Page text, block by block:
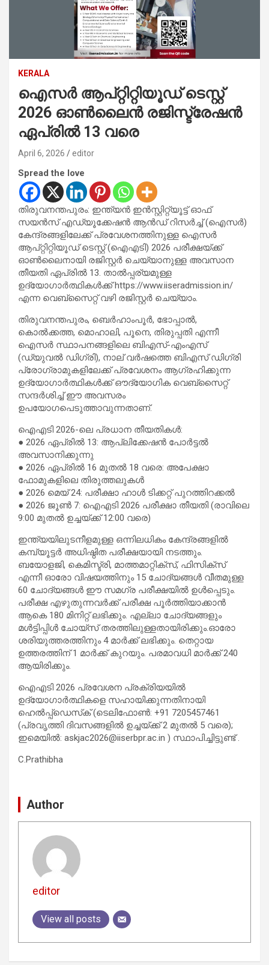
KERALA
ഐസർ ആപ്റ്റിറ്റിയൂഡ് ടെസ്റ്റ്
2026 ഓൺലൈൻ രജിസ്ട്രേഷൻ
ഏപ്രിൽ 13 വരെ
April 6, 2026 editor
Spread the love
തിരുവനന്തപുരം: ഇന്ത്യന്‍ ഇന്‍സ്റ്റിറ്റ്യൂട്ട് ഓഫ്
സയന്‍സ് എഡ്യൂക്കേഷന്‍ ആന്‍ഡ് റിസര്‍ച്ച് (ഐസര്‍)
കേന്ദ്രങ്ങളിലേക്ക് പ്രവേശനത്തിനുള്ള ഐസർ
ആപ്റ്റിറ്റിയൂഡ് ടെസ്റ്റ് (ഐഎടി) 2026 പരീക്ഷയ്ക്ക്
ഓൺലൈനായി രജിസ്റ്റർ ചെയ്യാനുള്ള അവസാന
തീയതി ഏപ്രിൽ 13. താൽപ്പര്യമുള്ള
ഉദ്യോഗാർത്ഥികൾക്ക് https://www.iiseradmission.in/
എന്ന വെബ്സൈറ്റ് വഴി രജിസ്റ്റർ ചെയ്യാം.
തിരുവനന്തപുരം, ബെർഹാംപൂർ, ഭോപ്പാൽ,
കൊൽക്കത്ത, മൊഹാലി, പൂനെ, തിരുപ്പതി എന്നീ
ഐസർ സ്ഥാപനങ്ങളിലെ ബിഎസ്-എംഎസ്
(ഡ്യുവൽ ഡിഗ്രി), നാല് വർഷത്തെ ബിഎസ് ഡിഗ്രി
പ്രോഗ്രാമുകളിലേക്ക് പ്രവേശനം ആഗ്രഹിക്കുന്ന
ഉദ്യോഗാർത്ഥികൾക്ക് ഔദ്യോഗിക വെബ്സൈറ്റ്
സന്ദർശിച്ച് ഈ അവസരം
ഉപയോഗപെടുത്താവുന്നതാണ്.
ഐഎടി 2026-ലെ പ്രധാന തീയതികൾ:
● 2026 ഏപ്രിൽ 13: ആപ്ലിക്കേഷൻ പോർട്ടൽ
അവസാനിക്കുന്നു
● 2026 ഏപ്രിൽ 16 മുതൽ 18 വരെ: അപേക്ഷാ
ഫോമുകളിലെ തിരുത്തലുകൾ
● 2026 മെയ് 24: പരീക്ഷാ ഹാൾ ടിക്കറ്റ് പുറത്തിറക്കൽ
● 2026 ജൂൺ 7: ഐഎടി 2026 പരീക്ഷാ തീയതി (രാവിലെ
9:00 മുതൽ ഉച്ചയ്ക്ക് 12:00 വരെ)
ഇന്ത്യയിലുടനീളമുള്ള ഒന്നിലധികം കേന്ദ്രങ്ങളിൽ
കമ്പ്യൂട്ടർ അധിഷ്ഠിത പരീക്ഷയായി നടത്തും.
ബയോളജി, കെമിസ്ട്രി, മാത്തമാറ്റിക്സ്, ഫിസിക്സ്
എന്നീ ഓരോ വിഷയത്തിനും 15 ചോദ്യങ്ങൾ വീതമുള്ള
60 ചോദ്യങ്ങൾ ഈ സമഗ്ര പരീക്ഷയിൽ ഉൾപ്പെടും.
പരീക്ഷ എഴുതുന്നവർക്ക് പരീക്ഷ പൂർത്തിയാക്കാൻ
ആകെ 180 മിനിറ്റ് ലഭിക്കും. എല്ലാ ചോദ്യങ്ങളും
മൾട്ടിപ്പിൾ ചോയ്‌സ് തരത്തിലുള്ളതായിരിക്കും.ഓരോ
ശരിയുത്തരത്തിനും 4 മാർക്ക് ലഭിക്കും. തെറ്റായ
ഉത്തരത്തിന് 1 മാർക്ക് കുറയും. പരമാവധി മാർക്ക് 240
ആയിരിക്കും.
ഐഎടി 2026 പ്രവേശന പ്രക്രിയയിൽ
ഉദ്യോഗാർത്ഥികളെ സഹായിക്കുന്നതിനായി
ഹെൽപ്പ്‌ഡെസ്‌ക് (ടെലിഫോൺ: +91 7205457461
(പ്രവൃത്തി ദിവസങ്ങളിൽ ഉച്ചയ്ക്ക് 2 മുതൽ 5 വരെ);
ഇമെയിൽ: askjac2026@iiserbpr.ac.in ) സ്ഥാപിച്ചിട്ടുണ്ട് .
C.Prathibha
Author
editor
View all posts